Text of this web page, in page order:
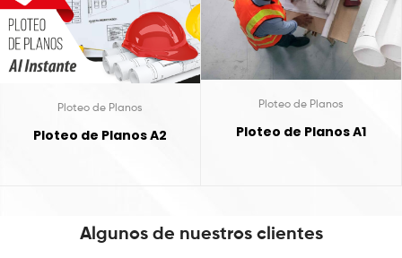
Ploteo de Planos
Ploteo de Planos A2
Ploteo de Planos
Ploteo de Planos A1
Algunos de nuestros clientes